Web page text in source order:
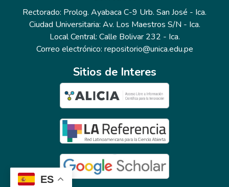
ES
Rectorado: Prolog. Ayabaca C-9 Urb. San José - Ica.
Ciudad Universitaria: Av. Los Maestros S/N - Ica.
Local Central: Calle Bolivar 232 - Ica.
Correo electrónico: repositorio@unica.edu.pe
Sitios de Interes